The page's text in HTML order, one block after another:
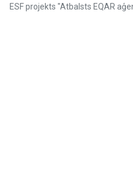
ESF projekts "Atbalsts EQAR